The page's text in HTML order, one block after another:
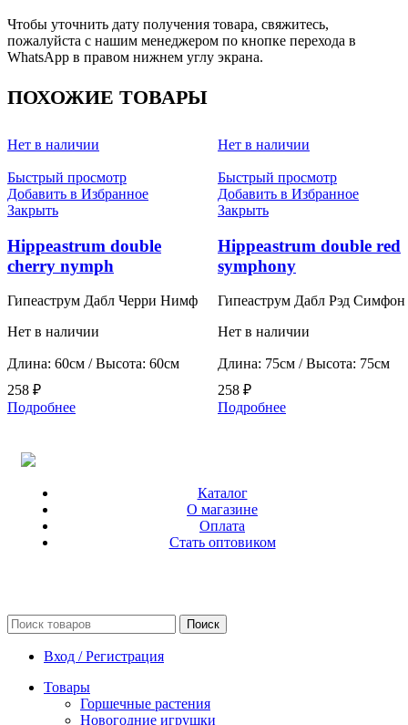
Чтобы уточнить дату получения товара, свяжитесь,
пожалуйста с нашим менеджером по кнопке перехода в
WhatsApp в правом нижнем углу экрана.
ПОХОЖИЕ ТОВАРЫ
Нет в наличии
Быстрый просмотр
Добавить в Избранное
Закрыть
Hippeastrum double
cherry nymph
Гипеаструм Дабл Черри Нимф
Нет в наличии
Длина: 60см / Высота: 60см
258 ₽
Подробнее
Нет в наличии
Быстрый просмотр
Добавить в Избранное
Закрыть
Hippeastrum double red
symphony
Гипеаструм Дабл Рэд
Нет в наличии
Длина: 75см / Высота: 75см
258 ₽
Подробнее
Каталог
О магазине
Оплата
Стать оптовиком
Поиск
Вход / Регистрация
Товары
Горшечные растения
Новогодние игрушки